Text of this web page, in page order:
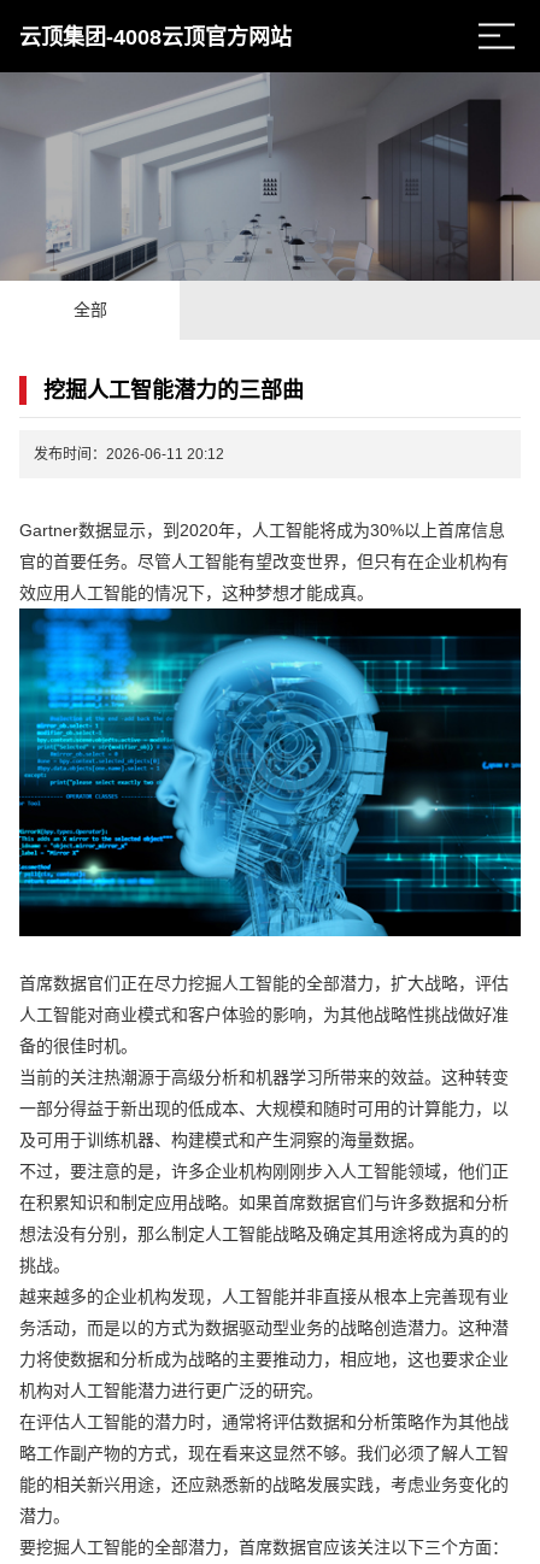
云顶集团-4008云顶官方网站
全部
挖掘人工智能潜力的三部曲
发布时间：2026-06-11 20:12
Gartner数据显示，到2020年，人工智能将成为30%以上首席信息
官的首要任务。尽管人工智能有望改变世界，但只有在企业机构有
效应用人工智能的情况下，这种梦想才能成真。
首席数据官们正在尽力挖掘人工智能的全部潜力，扩大战略，评估
人工智能对商业模式和客户体验的影响，为其他战略性挑战做好准
备的很佳时机。
当前的关注热潮源于高级分析和机器学习所带来的效益。这种转变
一部分得益于新出现的低成本、大规模和随时可用的计算能力，以
及可用于训练机器、构建模式和产生洞察的海量数据。
不过，要注意的是，许多企业机构刚刚步入人工智能领域，他们正
在积累知识和制定应用战略。如果首席数据官们与许多数据和分析
想法没有分别，那么制定人工智能战略及确定其用途将成为真的的
挑战。
越来越多的企业机构发现，人工智能并非直接从根本上完善现有业
务活动，而是以的方式为数据驱动型业务的战略创造潜力。这种潜
力将使数据和分析成为战略的主要推动力，相应地，这也要求企业
机构对人工智能潜力进行更广泛的研究。
在评估人工智能的潜力时，通常将评估数据和分析策略作为其他战
略工作副产物的方式，现在看来这显然不够。我们必须了解人工智
能的相关新兴用途，还应熟悉新的战略发展实践，考虑业务变化的
潜力。
要挖掘人工智能的全部潜力，首席数据官应该关注以下三个方面：